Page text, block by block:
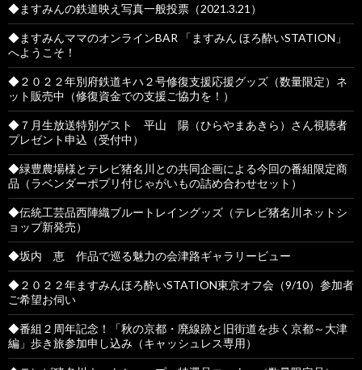
◆ますみんの鉄道映え写真一般投票（2021.3.21）
◆ますみんママのオンラインBAR 「ますみん ほろ酔いSTATION」
へようこそ！
◆２０２２年別府鉄道キハ２号修復支援応援グッズ（数量限定）ネ
ット販売中（修復資金での支援ご協力を！）
◆７月生放送特別ゲスト 平山 陽（ひらやまあきら）さん視聴者
プレゼント申込（受付中）
◆緑豊農場様とテレビ猪名川との共同企画による今回の番組限定商
品（ラベンダーポプリ付じゃがいもの詰め合わせセット）
◆伝統工芸品西陣織ブルートレイングッズ（テレビ猪名川ネットシ
ョップ新発売）
◆坂内 恵 作品で巡る魅力の会津路ギャラリービュー
◆２０２２年ますみんほろ酔いSTATION東京オフ会（9/10）参加者
ご希望お伺い
◆番組２周年記念！「秋の京都・廃線跡と旧街道を歩く京都～大津
編」歩き旅参加申し込み（キャッシュレス専用）